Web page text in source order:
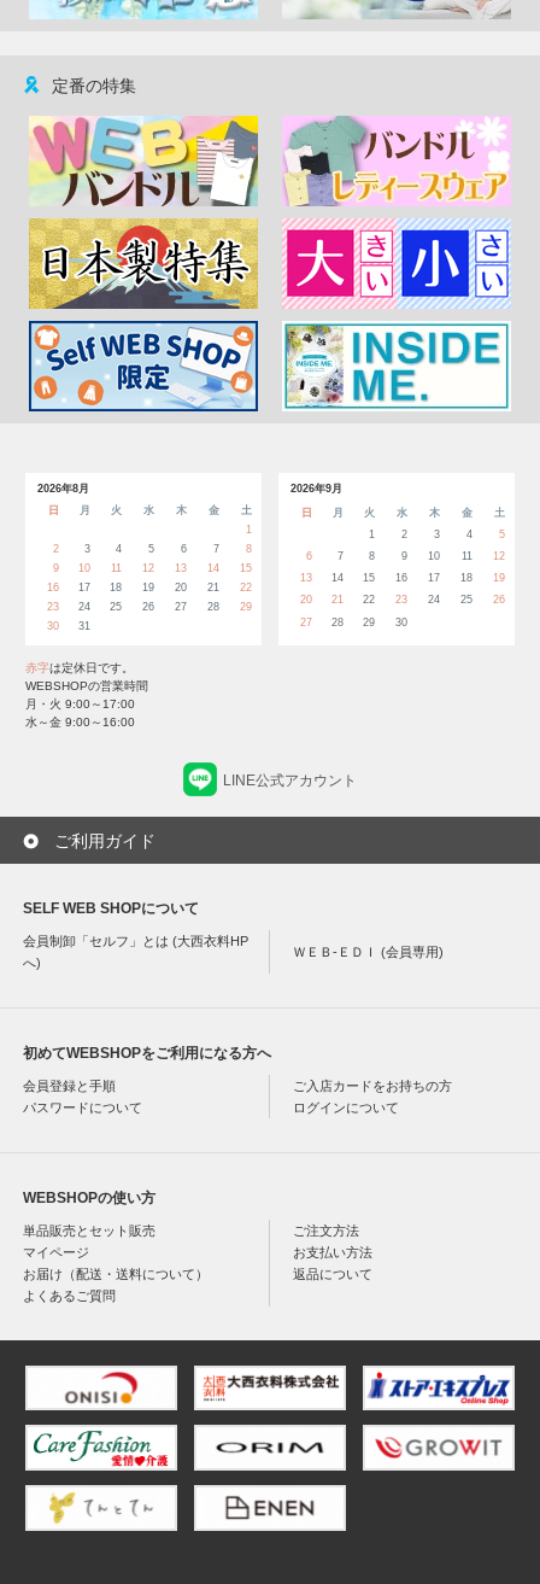
定番の特集
2026年8月
日
月 火 水 木 金
土
1
2
3 4 5 6 7
8
9
10 11 12 13 14
15
16
17 18 19 20 21
22
23
24 25 26 27 28
29
30
31
2026年9月
日
月 火 水 木 金
土
1
2 3 4
5
6
7 8 9 10 11
12
13
14 15 16 17 18
19
20
21 22 23 24 25
26
27
28 29 30
赤字は定休日です。
WEBSHOPの営業時間
月・火 9:00～17:00
水～金 9:00～16:00
LINE公式アカウント
ご利用ガイド
SELF WEB SHOPについて
会員制卸「セルフ」とは (大西衣料HP
へ)
ＷＥＢ-ＥＤＩ (会員専用)
初めてWEBSHOPをご利用になる方へ
会員登録と手順
ご入店カードをお持ちの方
パスワードについて
ログインについて
WEBSHOPの使い方
単品販売とセット販売
ご注文方法
マイページ
お支払い方法
お届け（配送・送料について）
返品について
よくあるご質問